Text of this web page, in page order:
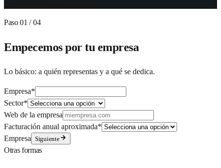
Paso 01 / 04
Empecemos por tu empresa
Lo básico: a quién representas y a qué se dedica.
Empresa*
Sector*
Web de la empresa
Facturación anual aproximada*
Empresa Siguiente
Otras formas